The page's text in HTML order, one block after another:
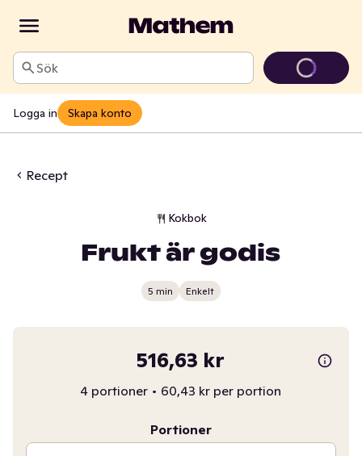
Sök
Logga in Skapa konto
Recept
Kokbok
Frukt är godis
5 min Enkelt
516,63 kr
4 portioner • 60,43 kr per portion
Portioner